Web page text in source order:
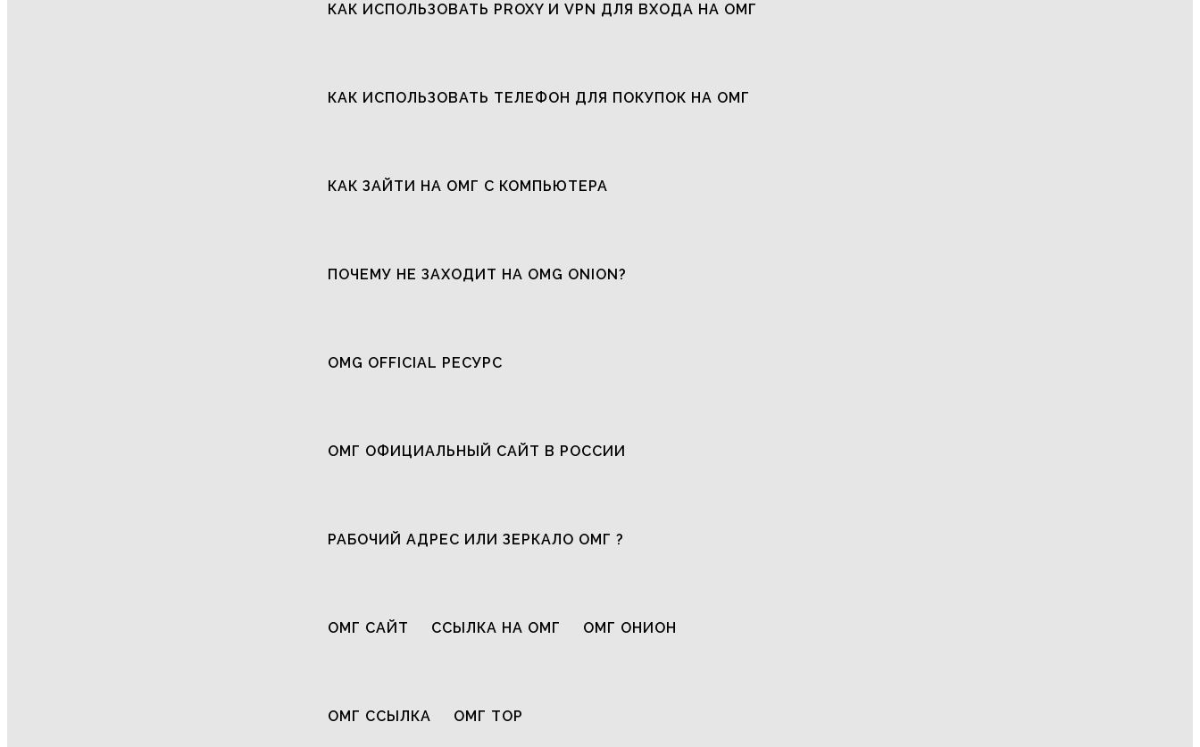
КАК ИСПОЛЬЗОВАТЬ PROXY И VPN ДЛЯ ВХОДА НА ОМГ
КАК ИСПОЛЬЗОВАТЬ ТЕЛЕФОН ДЛЯ ПОКУПОК НА ОМГ
КАК ЗАЙТИ НА ОМГ С КОМПЬЮТЕРА
ПОЧЕМУ НЕ ЗАХОДИТ НА OMG ONION?
OMG OFFICIAL РЕСУРС
ОМГ ОФИЦИАЛЬНЫЙ САЙТ В РОССИИ
РАБОЧИЙ АДРЕС ИЛИ ЗЕРКАЛО ОМГ ?
ОМГ САЙТ ССЫЛКА НА ОМГ ОМГ ОНИОН
ОМГ ССЫЛКА ОМГ ТОР